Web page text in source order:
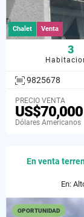
Chalet Venta
3
9825678
PRECIO VENTA
US$70,000
Dólares Americanos
En venta
En:
OPORTUNIDAD